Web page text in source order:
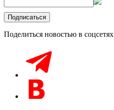
Поделиться новостью в соцсетях